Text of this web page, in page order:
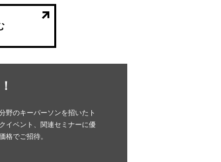
野のキーパーソンを招いたト
イベント、関連セミナーに優
格でご招待。